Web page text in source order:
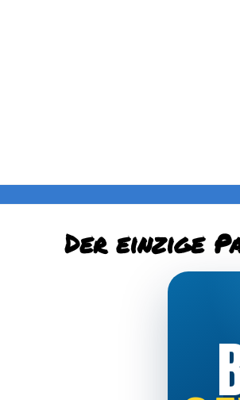
Der einzige